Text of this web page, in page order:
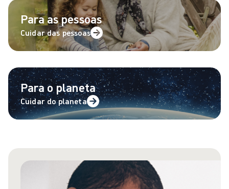
Para as pessoas
Cuidar das pessoas
Para o planeta
Cuidar do planeta